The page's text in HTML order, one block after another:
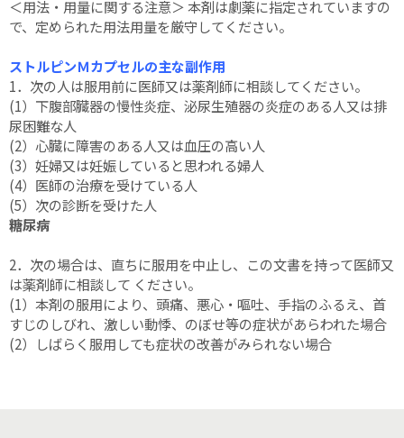
＜用法・用量に関する注意＞ 本剤は劇薬に指定されていますの
で、定められた用法用量を厳守してください。
ストルピンＭカプセルの主な副作用
1．次の人は服用前に医師又は薬剤師に相談してください。
(1）下腹部臓器の慢性炎症、泌尿生殖器の炎症のある人又は排
尿困難な人
(2）心臓に障害のある人又は血圧の高い人
(3）妊婦又は妊娠していると思われる婦人
(4）医師の治療を受けている人
(5）次の診断を受けた人
糖尿病
2．次の場合は、直ちに服用を中止し、この文書を持って医師又
は薬剤師に相談して ください。
(1）本剤の服用により、頭痛、悪心・嘔吐、手指のふるえ、首
すじのしびれ、激しい動悸、のぼせ等の症状があらわれた場合
(2）しばらく服用しても症状の改善がみられない場合